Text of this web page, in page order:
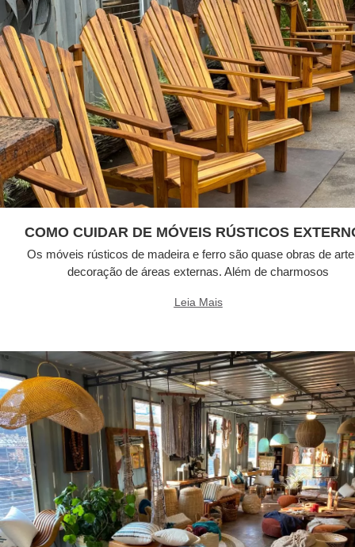
COMO CUIDAR DE MÓVEIS RÚSTICOS
Os móveis rústicos de madeira e ferro são quase obras de
decoração de áreas externas. Além de charmosos
Leia Mais